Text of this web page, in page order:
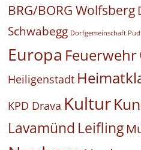
BRG/BORG Wolfsberg
Schwabegg Dorfgemeinschaft
Europa Feuerwehr
Heiligenstadt
KPD Drava Kultur
Lavamünd Leifling